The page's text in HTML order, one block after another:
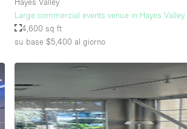
Large commercial events venue in Hayes Valley
4,600 sq ft
su base $5,400 al giorno